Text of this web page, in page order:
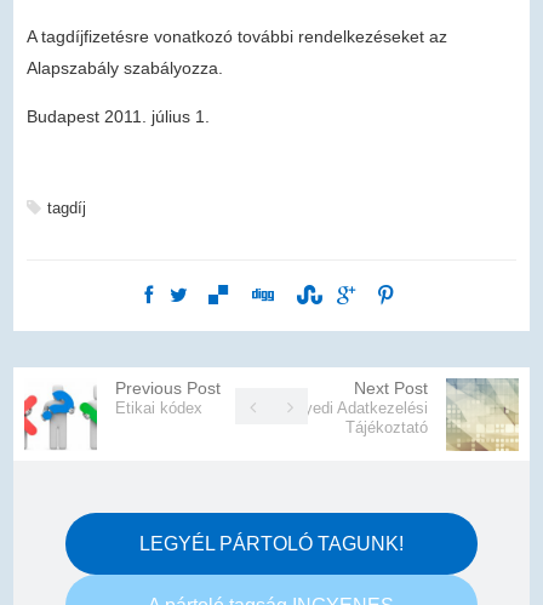
A tagdíjfizetésre vonatkozó további rendelkezéseket az
Alapszabály szabályozza.
Budapest 2011. július 1.
tagdíj
Previous Post
Etikai kódex
Next Post
Egyedi Adatkezelési
Tájékoztató
LEGYÉL PÁRTOLÓ TAGUNK!